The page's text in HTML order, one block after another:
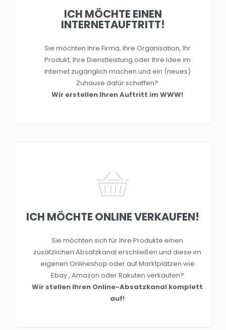
ICH MÖCHTE EINEN
INTERNETAUFTRITT!
Sie möchten Ihre Firma, Ihre Organisation, Ihr
Produkt, Ihre Dienstleistung oder Ihre Idee im
Internet zugänglich machen und ein (neues)
Zuhause dafür schaffen?
Wir erstellen Ihren Auftritt im WWW!
ICH MÖCHTE ONLINE VERKAUFEN!
Sie möchten sich für Ihre Produkte einen
zusätzlichen Absatzkanal erschließen und diese im
eigenen Onlineshop oder auf Marktplätzen wie
Ebay , Amazon oder Rakuten verkaufen?
Wir stellen Ihren Online-Absatzkanal komplett
auf!